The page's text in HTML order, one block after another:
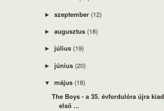
► szeptember (12)
► augusztus (18)
► július (19)
► június (20)
▼ május (18)
The Boys - a 35. évfordulóra újra
első ...